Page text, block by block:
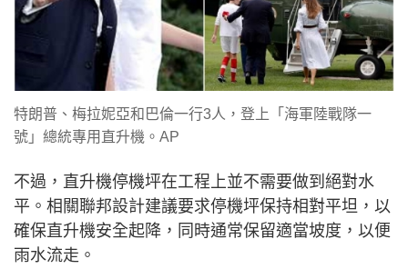
特朗普、梅拉妮亞和巴倫一行3人，登上「海軍陸戰隊一
號」總統專用直升機。AP
不過，直升機停機坪在工程上並不需要做到絕對水
平。相關聯邦設計建議要求停機坪保持相對平坦，以
確保直升機安全起降，同時通常保留適當坡度，以便
雨水流走。